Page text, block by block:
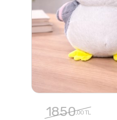
1850,00 TL